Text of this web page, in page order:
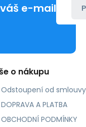
e-mail
o nákupu
Odstoupení od smlouvy
DOPRAVA A PLATBA
OBCHODNÍ PODMÍNKY